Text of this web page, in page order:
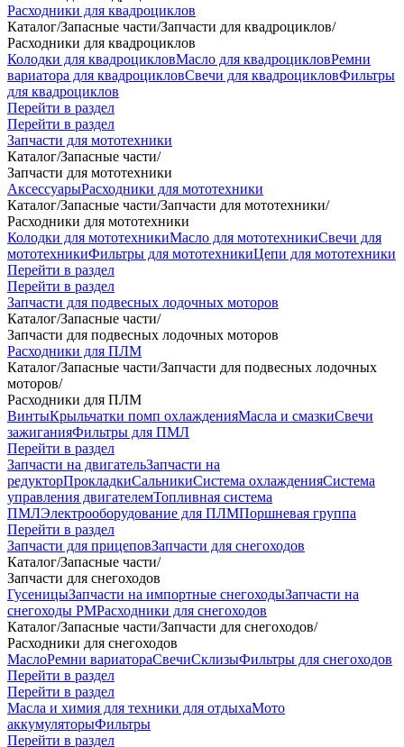
Расходники для квадроциклов
Каталог/Запасные части/Запчасти для квадроциклов/
Расходники для квадроциклов
Колодки для квадроцикловМасло для квадроцикловРемни
вариатора для квадроцикловСвечи для квадроцикловФильтры
для квадроциклов
Перейти в раздел
Перейти в раздел
Запчасти для мототехники
Каталог/Запасные части/
Запчасти для мототехники
АксессуарыРасходники для мототехники
Каталог/Запасные части/Запчасти для мототехники/
Расходники для мототехники
Колодки для мототехникиМасло для мототехникиСвечи для
мототехникиФильтры для мототехникиЦепи для мототехники
Перейти в раздел
Перейти в раздел
Запчасти для подвесных лодочных моторов
Каталог/Запасные части/
Запчасти для подвесных лодочных моторов
Расходники для ПЛМ
Каталог/Запасные части/Запчасти для подвесных лодочных
моторов/
Расходники для ПЛМ
ВинтыКрыльчатки помп охлажденияМасла и смазкиСвечи
зажиганияФильтры для ПМЛ
Перейти в раздел
Запчасти на двигательЗапчасти на
редукторПрокладкиСальникиСистема охлажденияСистема
управления двигателемТопливная система
ПМЛЭлектрооборудование для ПЛМПоршневая группа
Перейти в раздел
Запчасти для прицеповЗапчасти для снегоходов
Каталог/Запасные части/
Запчасти для снегоходов
ГусеницыЗапчасти на импортные снегоходыЗапчасти на
снегоходы РМРасходники для снегоходов
Каталог/Запасные части/Запчасти для снегоходов/
Расходники для снегоходов
МаслоРемни вариатораСвечиСклизыФильтры для снегоходов
Перейти в раздел
Перейти в раздел
Масла и химия для техники для отдыхаМото
аккумуляторыФильтры
Перейти в раздел